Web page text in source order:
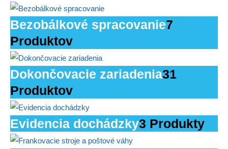
Bezobálkové spracovanie7
Produktov
Dokončovacie zariadenia31
Produktov
Evidencia dochádzky3 Produkty